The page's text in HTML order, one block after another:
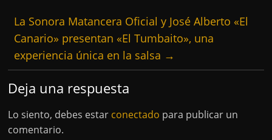
La Sonora Matancera Oficial y José Alberto «El
Canario» presentan «El Tumbaito», una
experiencia única en la salsa →
Deja una respuesta
Lo siento, debes estar conectado para publicar un
comentario.